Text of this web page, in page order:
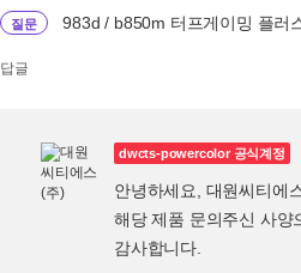
질문 983d / b850m 터프게이밍 플러
답글
dwcts-powercolor 공식계정
안녕하세요, 대원씨티에
해당 제품 문의주신 사양
감사합니다.